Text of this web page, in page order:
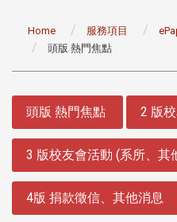
Home 服務項目
頭版 熱門焦點
頭版 熱門焦點 2 版
3 版校友會活動 (系所、其
4版 捐款徵信、其他消息